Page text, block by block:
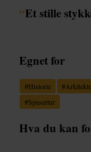
“Et stille
Egnet for
#Historie #
#Spasertur
Hva du kan